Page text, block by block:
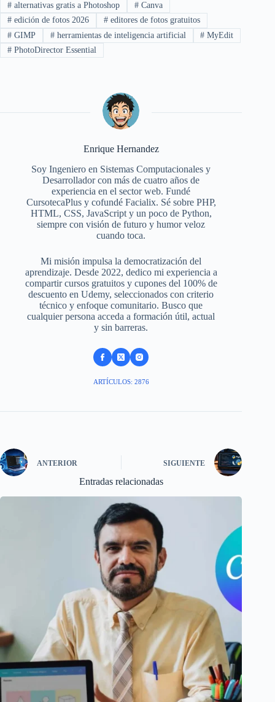
#alternativas gratis a Photoshop #Canva
#edición de fotos 2026 #editores de fotos gratuitos
#GIMP #herramientas de inteligencia artificial # MyEdit
#PhotoDirector Essential
Enrique Hernandez
Soy Ingeniero en Sistemas Computacionales y
Desarrollador con más de cuatro años de
experiencia en el sector web. Fundé
CursotecaPlus y cofundé Facialix. Sé sobre PHP,
HTML, CSS, JavaScript y un poco de Python,
siempre con visión de futuro y humor veloz
cuando toca.
Mi misión impulsa la democratización del
aprendizaje. Desde 2022, dedico mi experiencia a
compartir cursos gratuitos y cupones del 100% de
descuento en Udemy, seleccionados con criterio
técnico y enfoque comunitario. Busco que
cualquier persona acceda a formación útil, actual
y sin barreras.
ARTÍCULOS: 2876
ANTERIOR SIGUIENTE
Entradas relacionadas